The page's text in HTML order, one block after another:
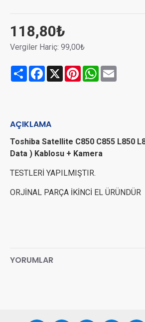
118,80₺
Vergiler Hariç: 99,00₺
Share Facebook
X PinterestWhatsApp
AÇIKLAMA
Toshiba Satellite C850 C855 L850
Data ) Kablosu + Kamera
TESTLERİ YAPILMIŞTIR.
ORJİNAL PARÇA İKİNCİ EL ÜRÜNDÜR
YORUMLAR